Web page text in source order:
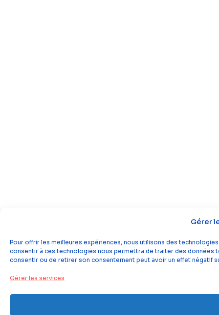
Gérer
Pour offrir les meilleures expériences, nous utilisons des
consentir à ces technologies nous permettra de traiter des données
consentir ou de retirer son consentement peut avoir un effet négatif
Gérer les services